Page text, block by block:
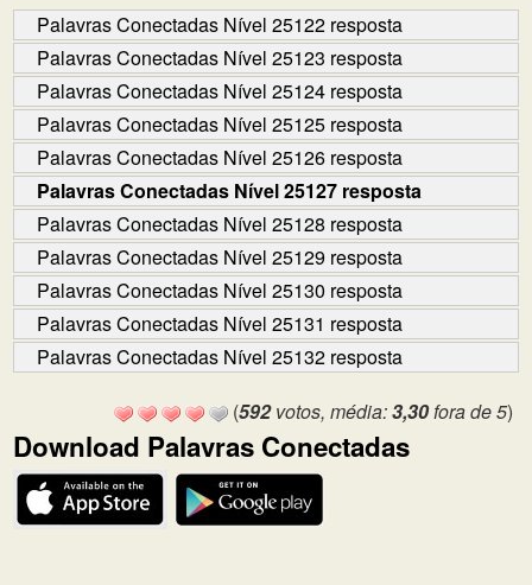
Palavras Conectadas Nível 25122 resposta
Palavras Conectadas Nível 25123 resposta
Palavras Conectadas Nível 25124 resposta
Palavras Conectadas Nível 25125 resposta
Palavras Conectadas Nível 25126 resposta
Palavras Conectadas Nível 25127 resposta
Palavras Conectadas Nível 25128 resposta
Palavras Conectadas Nível 25129 resposta
Palavras Conectadas Nível 25130 resposta
Palavras Conectadas Nível 25131 resposta
Palavras Conectadas Nível 25132 resposta
(592votos, média:3,30fora de 5)
Download Palavras Conectadas